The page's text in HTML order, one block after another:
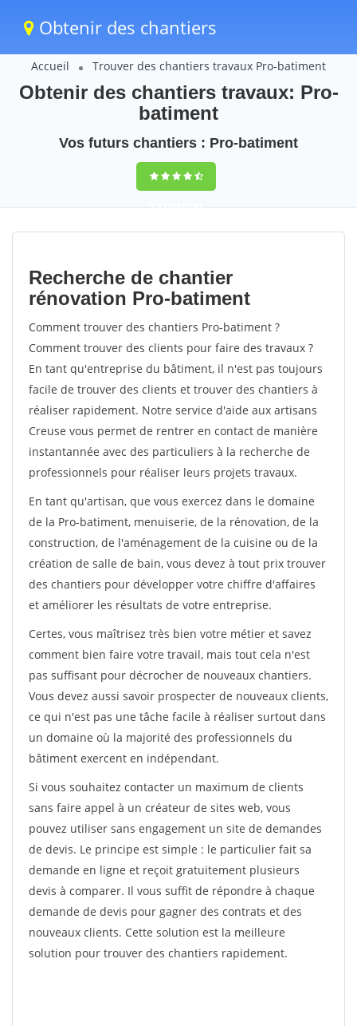
Obtenir des chantiers
Accueil Trouver des chantiers travaux Pro-batiment
Obtenir des chantiers travaux: Pro-
batiment
Vos futurs chantiers : Pro-batiment
9,5(100%)63
votes
Recherche de chantier
rénovation Pro-batiment
Comment trouver des chantiers Pro-batiment ?
Comment trouver des clients pour faire des travaux ?
En tant qu'entreprise du bâtiment, il n'est pas toujours
facile de trouver des clients et trouver des chantiers à
réaliser rapidement. Notre service d'aide aux artisans
Creuse vous permet de rentrer en contact de manière
instantannée avec des particuliers à la recherche de
professionnels pour réaliser leurs projets travaux.
En tant qu'artisan, que vous exercez dans le domaine
de la Pro-batiment, menuiserie, de la rénovation, de la
construction, de l'aménagement de la cuisine ou de la
création de salle de bain, vous devez à tout prix trouver
des chantiers pour développer votre chiffre d'affaires
et améliorer les résultats de votre entreprise.
Certes, vous maîtrisez très bien votre métier et savez
comment bien faire votre travail, mais tout cela n'est
pas suffisant pour décrocher de nouveaux chantiers.
Vous devez aussi savoir prospecter de nouveaux clients,
ce qui n'est pas une tâche facile à réaliser surtout dans
un domaine où la majorité des professionnels du
bâtiment exercent en indépendant.
Si vous souhaitez contacter un maximum de clients
sans faire appel à un créateur de sites web, vous
pouvez utiliser sans engagement un site de demandes
de devis. Le principe est simple : le particulier fait sa
demande en ligne et reçoit gratuitement plusieurs
devis à comparer. Il vous suffit de répondre à chaque
demande de devis pour gagner des contrats et des
nouveaux clients. Cette solution est la meilleure
solution pour trouver des chantiers rapidement.